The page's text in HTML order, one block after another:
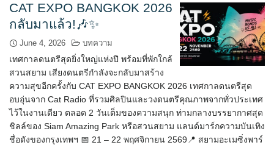
CAT EXPO BANGKOK 2026
กลับมาแล้ว!🎶✨
June 4, 2026 บทความ
เทศกาลดนตรีสุดยิ่งใหญ่แห่งปี พร้อมที่พักใกล้
สวนสยาม เสียงดนตรีกำลังจะกลับมาสร้าง
ความสุขอีกครั้งกับ CAT EXPO BANGKOK 2026 เทศกาลดนตรีสุด
อบอุ่นจาก Cat Radio ที่รวมศิลปินและวงดนตรีคุณภาพจากทั่วประเทศ
ไว้ในงานเดียว ตลอด 2 วันเต็มของความสนุก ท่ามกลางบรรยากาศสุด
ชิลล์ของ Siam Amazing Park หรือสวนสยาม แลนด์มาร์กความบันเทิง
ชื่อดังของกรุงเทพฯ 📅 21 – 22 พฤศจิกายน 2569📍 สยามอะเมซิ่งพาร์